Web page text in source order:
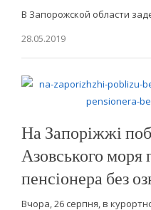
В Запорожской области
28.05.2019
На Запоріжжі
Азовського моря
пенсіонера без
Вчора, 26 серпня, в